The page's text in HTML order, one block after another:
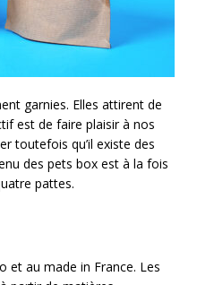
garnies. Elles attirent de
est de faire plaisir à nos
toutefois qu’il existe des
des pets box est à la fois
pattes.
et au made in France. Les